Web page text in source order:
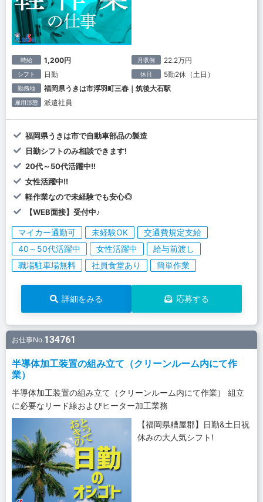
時給 1,200円 月収例 22.2万円
シフト 日勤 休日 5勤2休（土日）
勤務地 福岡県うきは市浮羽町三春｜筑後大石駅
雇用形態 派遣社員
福岡県うきは市で自動車部品の製造
日勤シフトのみ相談できます!
20代～50代活躍中!!
女性活躍中!!
軽作業なので未経験でも安心◎
【WEB面接】受付中♪
マイカー通勤可 未経験OK
交通費規定支給
40～50代活躍中
女性活躍中
給与前渡し
職場駐車場無料
社員食堂あり 簡単作業
詳細をみる 応募する
お仕事No.134761
半導体加工装置の組み立て（クリーンルーム内にて作
業）
半導体加工装置の組み立て（クリーンルーム内にて作業） 組立
に必要なリード線およびヒーター加工業務
【福岡県糟屋郡】日勤&土日祝
休みの大人気シフト!